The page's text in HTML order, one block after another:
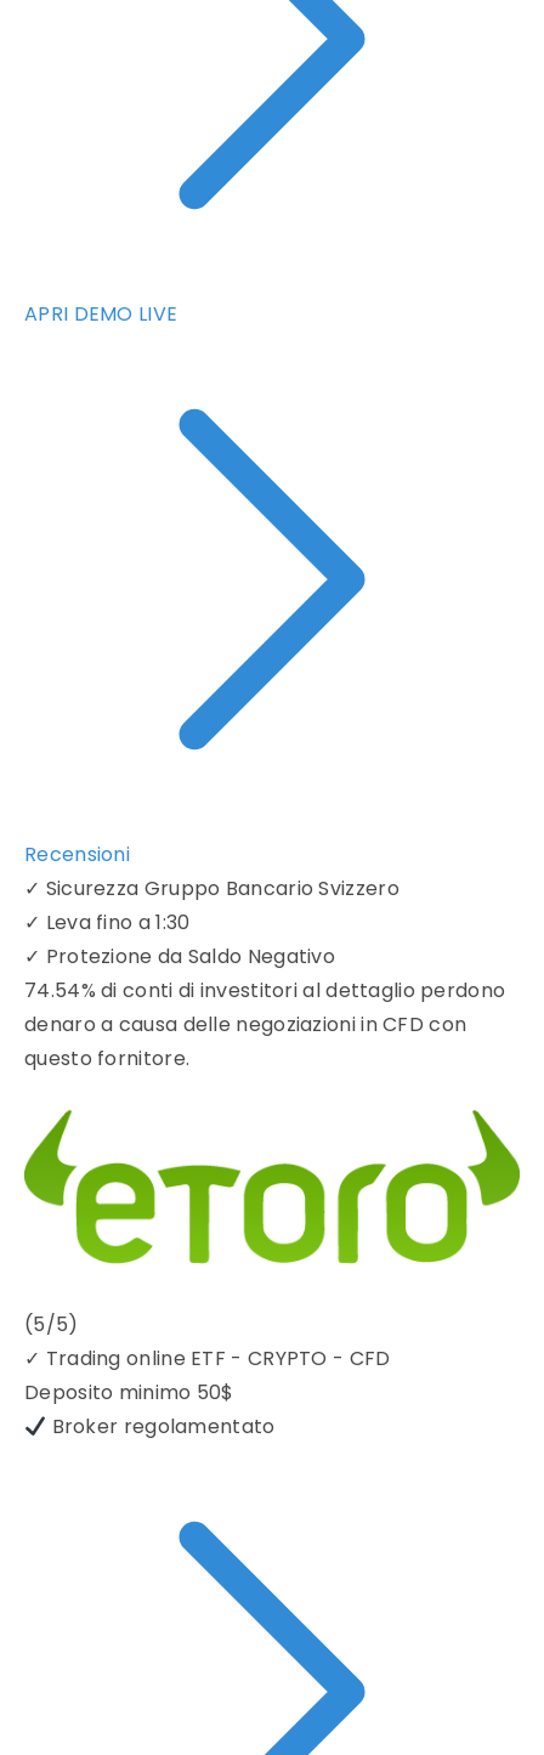
APRI DEMO LIVE
Recensioni
✓ Sicurezza Gruppo Bancario Svizzero
✓ Leva fino a 1:30
✓ Protezione da Saldo Negativo
74.54% di conti di investitori al dettaglio perdono
denaro a causa delle negoziazioni in CFD con
questo fornitore.
(5/5)
✓ Trading online ETF - CRYPTO - CFD
Deposito minimo 50$
Broker regolamentato